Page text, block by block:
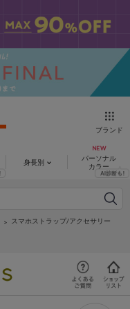
ブランド
身長別
パーソナル
カラー
スマホストラップ/アクセサリー